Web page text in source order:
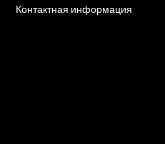
Контактная информация